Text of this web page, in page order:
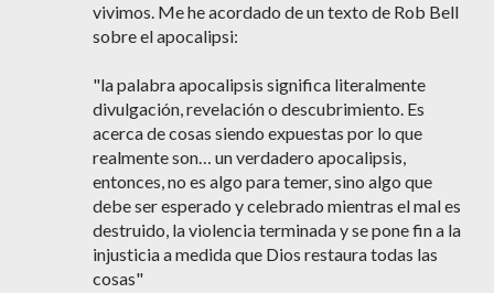
vivimos. Me he acordado de un texto de Rob Bell
sobre el apocalipsi:
"la palabra apocalipsis significa literalmente
divulgación, revelación o descubrimiento. Es
acerca de cosas siendo expuestas por lo que
realmente son… un verdadero apocalipsis,
entonces, no es algo para temer, sino algo que
debe ser esperado y celebrado mientras el mal es
destruido, la violencia terminada y se pone fin a la
injusticia a medida que Dios restaura todas las
cosas"